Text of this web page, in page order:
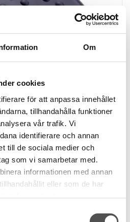
Om
cookies
för att anpassa innehållet
tillhandahålla funktioner
vår trafik. Vi
identifierare och annan
till de sociala medier och
som vi samarbetar med.
informationen med annan
eller som de har
deras tjänster.